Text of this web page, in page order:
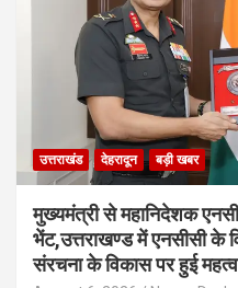
उत्तराखंड देहरादून बड़ी खबर
मुख्यमंत्री से महानिदेशक
भेंट,उत्तराखण्ड में एनसीसी के
संरचना के विकास पर हुई